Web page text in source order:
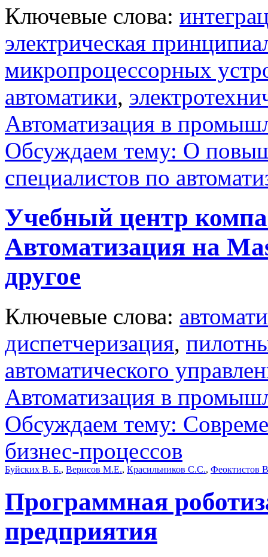
Ключевые слова:
электрическая
микропроцессорных
автоматики,
Автоматизация в
Обсуждаем тему: О
специалистов по
Учебный центр
Автоматизация на
другое
Ключевые слова:
диспетчеризация,
автоматического
Автоматизация в
Обсуждаем тему:
бизнес-процессов
Буйских В. Б., Верисов М.Е., Красильников С.С., Феоктистов
Программная
предприятия